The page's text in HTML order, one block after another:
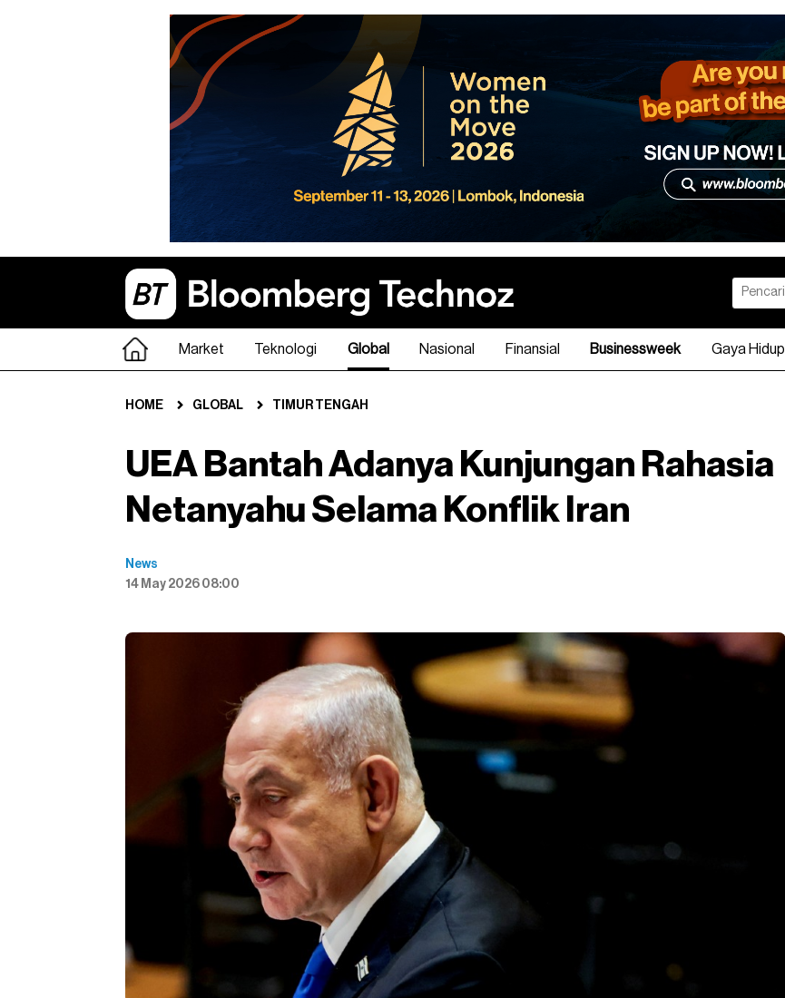
Market Teknologi Global Nasional Finansial Businessweek Gaya Hidup
HOME GLOBAL TIMUR TENGAH
UEA Bantah Adanya Kunjungan Rahasia
Netanyahu Selama Konflik Iran
News
14 May 2026 08:00